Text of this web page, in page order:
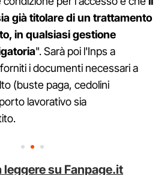
già titolare di un trattamento
in qualsiasi gestione
". Sarà poi l'Inps a
i documenti necessari a
(buste paga, cedolini
lavorativo sia
leggere su Fanpage.it